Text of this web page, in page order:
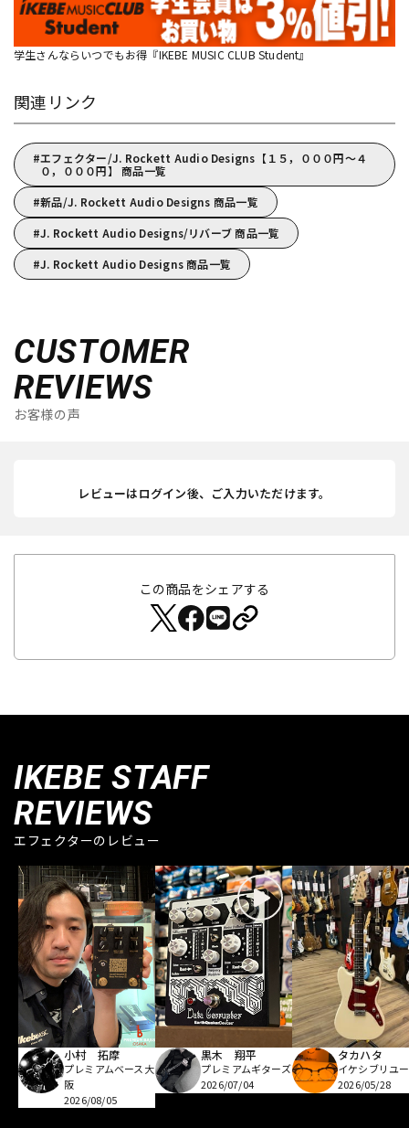
学生さんならいつでもお得『IKEBE MUSIC CLUB Student』
関連リンク
エフェクター/J. Rockett Audio Designs【１５，０００円～４
０，０００円】 商品一覧
新品/J. Rockett Audio Designs 商品一覧
J. Rockett Audio Designs/リバーブ 商品一覧
J. Rockett Audio Designs 商品一覧
CUSTOMER
REVIEWS
お客様の声
レビューはログイン後、ご入力いただけます。
この商品をシェアする
IKEBE STAFF
REVIEWS
エフェクターのレビュー
小村 拓摩
プレミアムベース大
阪
2026/08/05
黒木 翔平
プレミアムギターズ
2026/07/04
タカハタ
イケシブリユ
2026/05/28